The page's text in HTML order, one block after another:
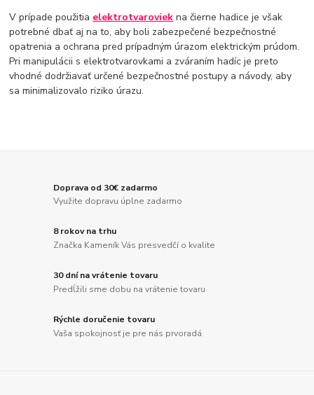
V prípade použitia elektrotvaroviek na čierne hadice je však
potrebné dbať aj na to, aby boli zabezpečené bezpečnostné
opatrenia a ochrana pred prípadným úrazom elektrickým prúdom.
Pri manipulácii s elektrotvarovkami a zváraním hadíc je preto
vhodné dodržiavať určené bezpečnostné postupy a návody, aby
sa minimalizovalo riziko úrazu.
Doprava od 30€ zadarmo
Využite dopravu úplne zadarmo
8 rokov na trhu
Značka Kameník Vás presvedčí o kvalite
30 dní na vrátenie tovaru
Predĺžili sme dobu na vrátenie tovaru
Rýchle doručenie tovaru
Vaša spokojnosť je pre nás prvoradá